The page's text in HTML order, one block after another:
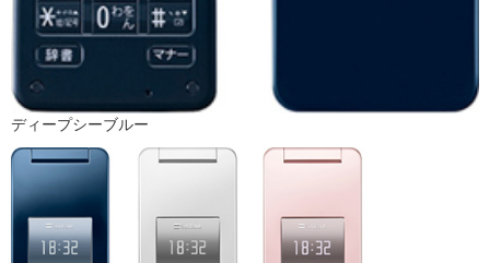
ディープシーブルー